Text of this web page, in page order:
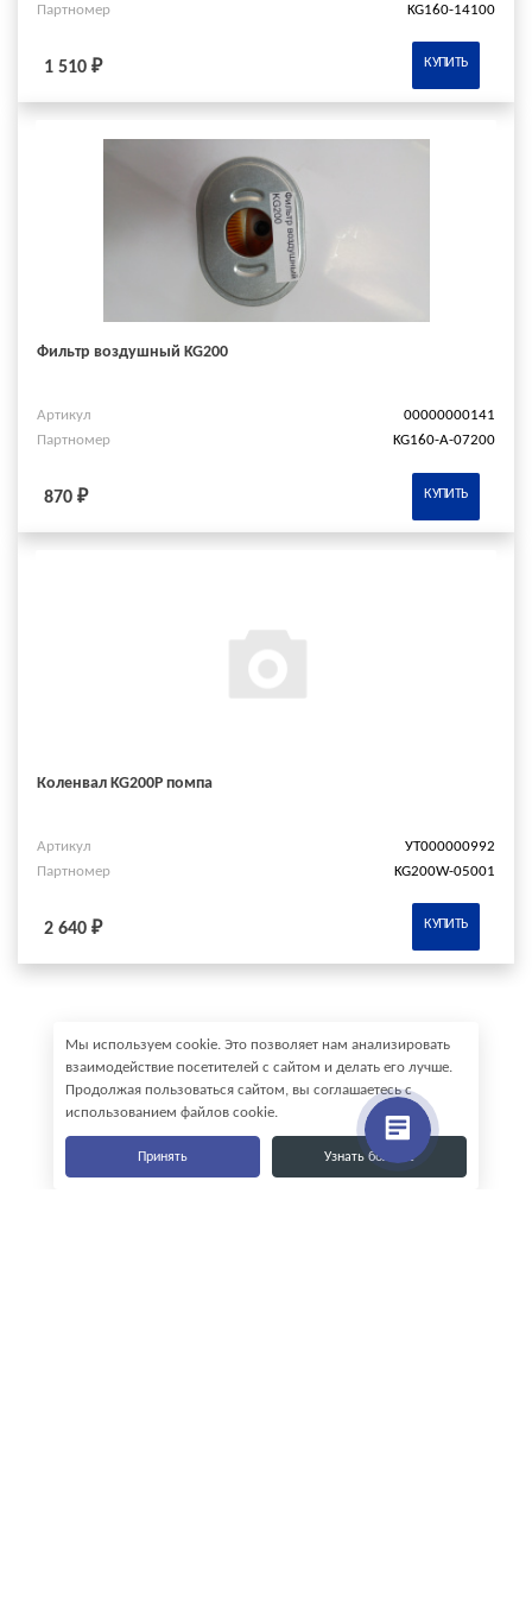
Партномер
KG160-14100
1 510 ₽ КУПИТЬ
Фильтр воздушный KG200
Артикул
00000000141
Партномер
KG160-A-07200
870 ₽ КУПИТЬ
Коленвал KG200P помпа
Артикул
УТ000000992
Партномер
KG200W-05001
2 640 ₽ КУПИТЬ
Мы используем cookie. Это позволяет нам анализировать
взаимодействие посетителей с сайтом и делать его лучше.
Продолжая пользоваться сайтом, вы соглашаетесь с
использованием файлов cookie.
Принять Узнать больше